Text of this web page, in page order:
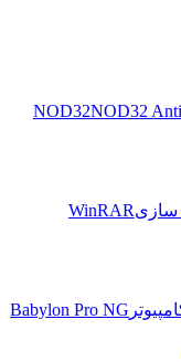
WinRAR
Babylon Pro NG